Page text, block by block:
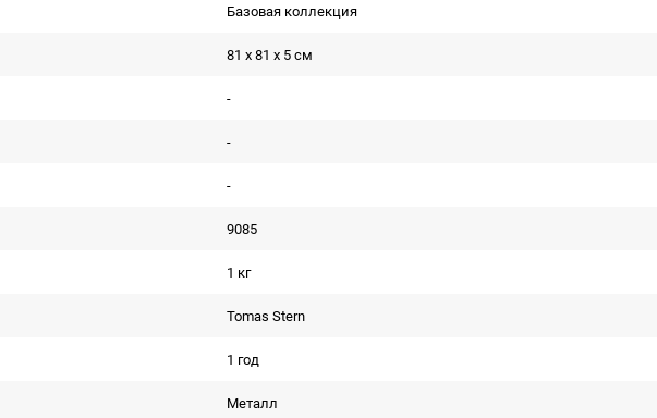
Базовая коллекция
81 x 81 x 5 см
-
-
-
9085
1 кг
Tomas Stern
1 год
Металл